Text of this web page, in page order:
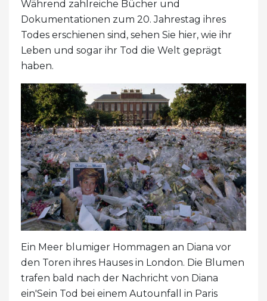
Während zahlreiche Bücher und
Dokumentationen zum 20. Jahrestag ihres
Todes erschienen sind, sehen Sie hier, wie ihr
Leben und sogar ihr Tod die Welt geprägt
haben.
Ein Meer blumiger Hommagen an Diana vor
den Toren ihres Hauses in London. Die Blumen
trafen bald nach der Nachricht von Diana
ein'Sein Tod bei einem Autounfall in Paris